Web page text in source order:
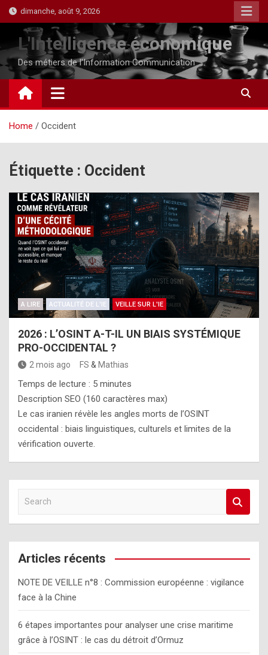
Skip
to
content
dimanche, août 9, 2026
L'Intelligence économique
Des métiers de l'Information Communication
Home Occident
Étiquette : Occident
A LIRE ACTUALITÉ DE L'IE VEILLE SUR L'IE
2026 : L’OSINT A-T-IL UN BIAIS SYSTÉMIQUE
PRO-OCCIDENTAL ?
2 mois ago FS & Mathias
Temps de lecture : 5 minutes
Description SEO (160 caractères max)
Le cas iranien révèle les angles morts de l’OSINT
occidental : biais linguistiques, culturels et limites de la
vérification ouverte.
a
r
c
Articles récents
NOTE DE VEILLE n°8 : Commission européenne : vigilance
face à la Chine
6 étapes importantes pour analyser une crise maritime
grâce à l’OSINT : le cas du détroit d’Ormuz